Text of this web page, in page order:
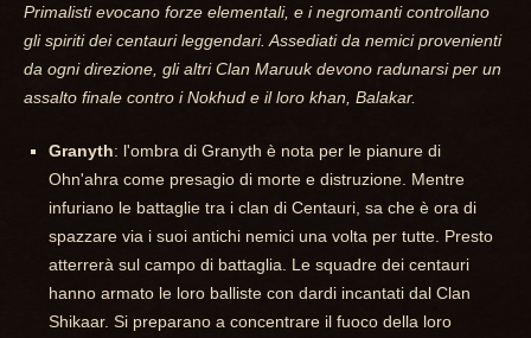
Primalisti evocano forze elementali, e i negromanti controllano
gli spiriti dei centauri leggendari. Assediati da nemici provenienti
da ogni direzione, gli altri Clan Maruuk devono radunarsi per un
assalto finale contro i Nokhud e il loro khan, Balakar.
Granyth: l'ombra di Granyth è nota per le pianure di
Ohn'ahra come presagio di morte e distruzione. Mentre
infuriano le battaglie tra i clan di Centauri, sa che è ora di
spazzare via i suoi antichi nemici una volta per tutte. Presto
atterrerà sul campo di battaglia. Le squadre dei centauri
hanno armato le loro balliste con dardi incantati dal Clan
Shikaar. Si preparano a concentrare il fuoco della loro